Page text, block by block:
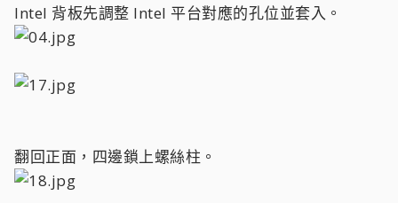
Intel 背板先調整 Intel 平台對應的孔位並套入。
翻回正面，四邊鎖上螺絲柱。